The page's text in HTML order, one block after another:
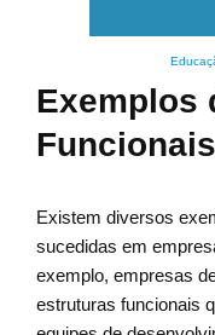
Exemplos
Existem diversos
sucedidas em
exemplo, empresas
estruturas funcionais